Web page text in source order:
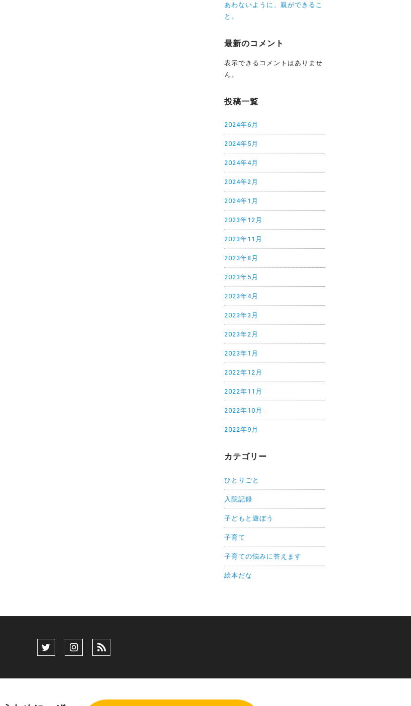
あわないように、親ができるこ
と。
最新のコメント
表示できるコメントはありませ
ん。
投稿一覧
2024年6月
2024年5月
2024年4月
2024年2月
2024年1月
2023年12月
2023年11月
2023年8月
2023年5月
2023年4月
2023年3月
2023年2月
2023年1月
2022年12月
2022年11月
2022年10月
2022年9月
カテゴリー
ひとりごと
入院記録
子どもと遊ぼう
子育て
子育ての悩みに答えます
絵本だな